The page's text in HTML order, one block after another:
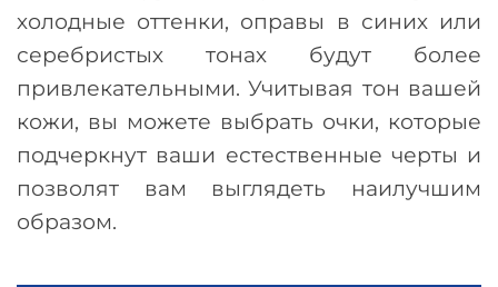
холодные оттенки, оправы в синих или
серебристых тонах будут более
привлекательными. Учитывая тон вашей
кожи, вы можете выбрать очки, которые
подчеркнут ваши естественные черты и
позволят вам выглядеть наилучшим
образом.